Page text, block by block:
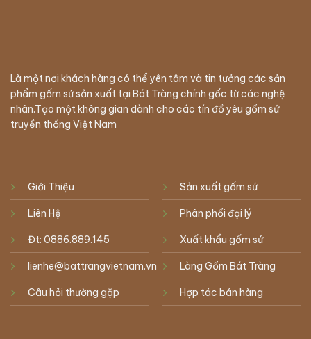
Là một nơi khách hàng có thể yên tâm và tin tưởng các sản
phẩm gốm sứ sản xuất tại Bát Tràng chính gốc từ các nghệ
nhân.Tạo một không gian dành cho các tín đồ yêu gốm sứ
truyền thống Việt Nam
Giới Thiệu
Liên Hệ
Đt: 0886.889.145
lienhe@battrangvietnam.vn
Câu hỏi thường gặp
Sản xuất gốm sứ
Phân phối đại lý
Xuất khẩu gốm sứ
Làng Gốm Bát Tràng
Hợp tác bán hàng